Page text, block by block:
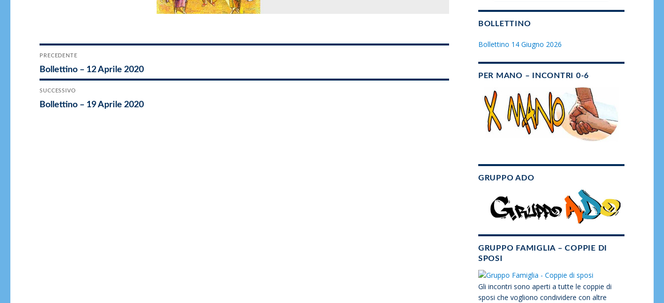
Navigazione
articoli
PRECEDENTE
Articolo
precedente:
Bollettino – 12 Aprile 2020
SUCCESSIVO
Articolo
Bollettino – 19 Aprile 2020
BOLLETTINO
Bollettino 14 Giugno 2026
PER MANO – INCONTRI 0-6
GRUPPO ADO
GRUPPO FAMIGLIA – COPPIE DI
SPOSI
Gli incontri sono aperti a tutte le coppie di
sposi che vogliono condividere con altre